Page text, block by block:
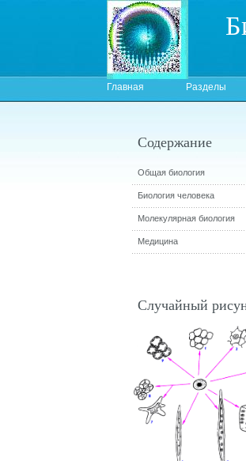
Главная Разделы
Содержание
Общая биология
Биология человека
Молекулярная биология
Медицина
Случайный